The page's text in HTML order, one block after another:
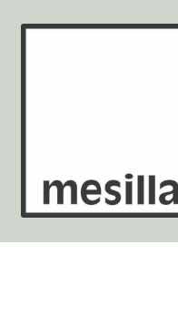
Ga
Ga
Wandtegels